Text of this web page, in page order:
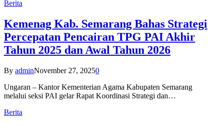
Berita
Kemenag Kab. Semarang Bahas Strategi
Percepatan Pencairan TPG PAI Akhir
Tahun 2025 dan Awal Tahun 2026
By adminNovember 27, 20250
Ungaran – Kantor Kementerian Agama Kabupaten Semarang
melalui seksi PAI gelar Rapat Koordinasi Strategi dan…
Berita